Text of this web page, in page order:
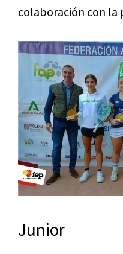
colaboración con la
Junior